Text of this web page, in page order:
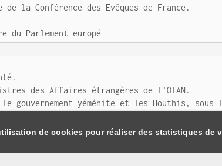
de cookies pour réaliser des statistiques de
de la Conférence des Evêques de France.
du Parlement europé
des Affaires étrangères de l'OTAN.
gouvernement yéménite et les Houthis, sous